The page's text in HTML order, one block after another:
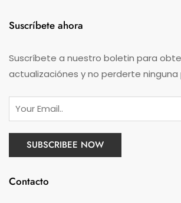
Suscríbete ahora
Suscríbete a nuestro boletin para
actualizaciónes y no perderte ninguna
Contacto